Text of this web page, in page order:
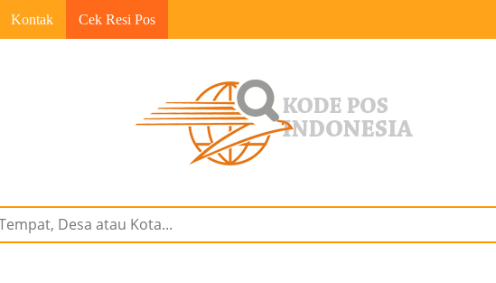
Kontak Cek Resi Pos